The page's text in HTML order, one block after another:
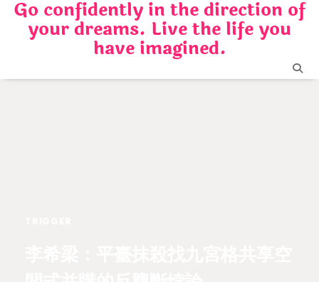
Skip
content
Go confidently in the direction of
your dreams. Live the life you
have imagined.